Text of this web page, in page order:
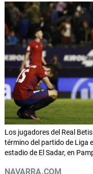
Los jugadores del Real
término del partido de Liga
estadio de El Sadar, en
NAVARRA.COM